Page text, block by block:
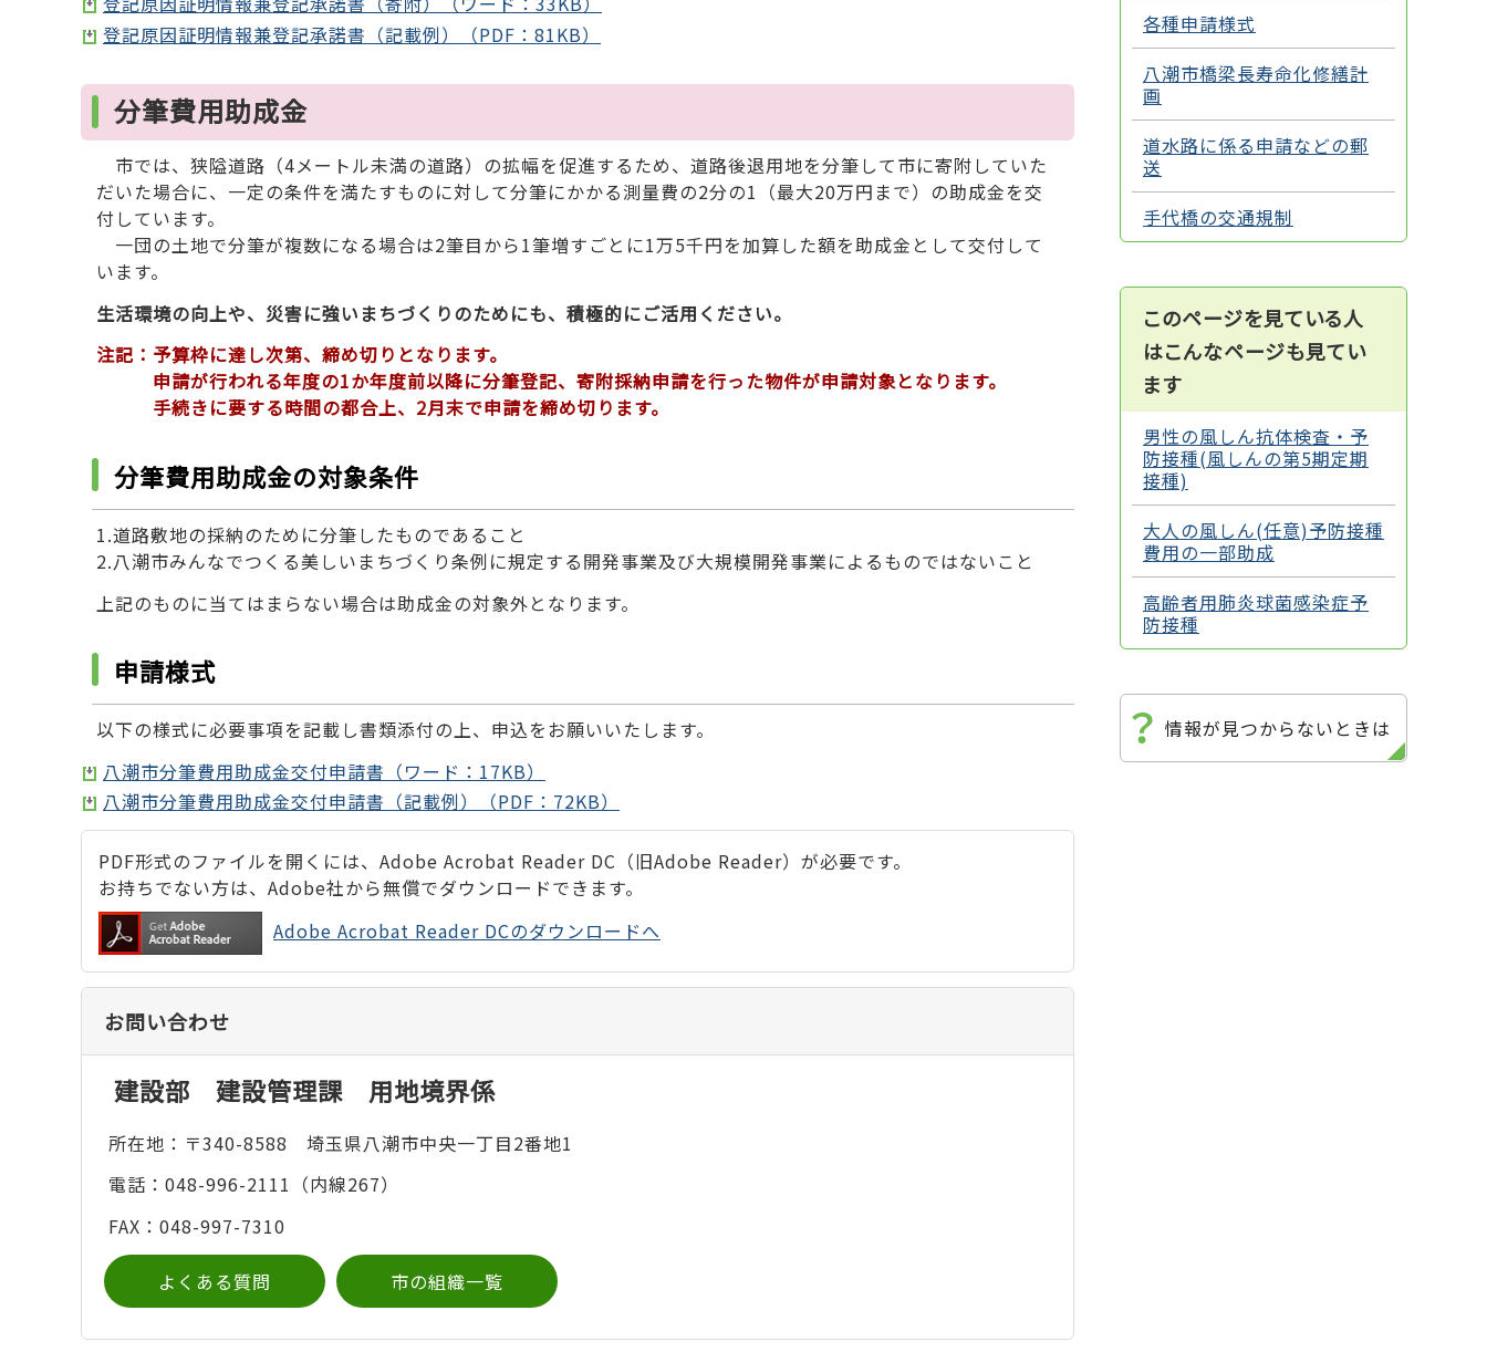
登記原因証明情報兼登記承諾書（記載例）（PDF：81KB）
分筆費用助成金
市では、狭隘道路（4メートル未満の道路）の拡幅を促進するため、道路後退用地を分筆して市に寄附していた
だいた場合に、一定の条件を満たすものに対して分筆にかかる測量費の2分の1（最大20万円まで）の助成金を交
付しています。
一団の土地で分筆が複数になる場合は2筆目から1筆増すごとに1万5千円を加算した額を助成金として交付して
います。
生活環境の向上や、災害に強いまちづくりのためにも、積極的にご活用ください。
注記：予算枠に達し次第、締め切りとなります。
申請が行われる年度の1か年度前以降に分筆登記、寄附採納申請を行った物件が申請対象となります。
手続きに要する時間の都合上、2月末で申請を締め切ります。
分筆費用助成金の対象条件
1.道路敷地の採納のために分筆したものであること
2.八潮市みんなでつくる美しいまちづくり条例に規定する開発事業及び大規模開発事業によるものではないこと
上記のものに当てはまらない場合は助成金の対象外となります。
申請様式
以下の様式に必要事項を記載し書類添付の上、申込をお願いいたします。
八潮市分筆費用助成金交付申請書（ワード：17KB）
八潮市分筆費用助成金交付申請書（記載例）（PDF：72KB）
PDF形式のファイルを開くには、Adobe Acrobat Reader DC（旧Adobe Reader）が必要です。
お持ちでない方は、Adobe社から無償でダウンロードできます。
Adobe Acrobat Reader DCのダウンロードへ
お問い合わせ
建設部 建設管理課 用地境界係
所在地：〒340-8588 埼玉県八潮市中央一丁目2番地1
電話：048-996-2111（内線267）
FAX：048-997-7310
よくある質問 市の組織一覧
各種申請様式
八潮市橋梁長寿命化修繕計
画
道水路に係る申請などの郵
送
手代橋の交通規制
このページを見ている人
はこんなページも見てい
ます
男性の風しん抗体検査・予
防接種(風しんの第5期定期
接種)
大人の風しん(任意)予防接種
費用の一部助成
高齢者用肺炎球菌感染症予
防接種
情報が見つからないときは